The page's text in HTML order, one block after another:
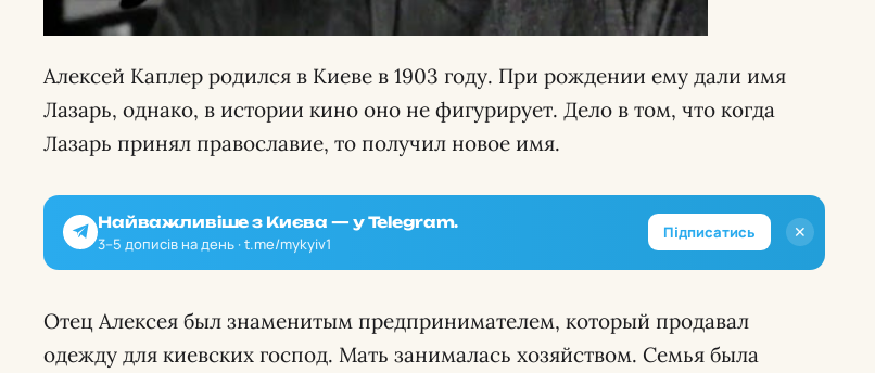
Алексей Каплер родился в Киеве в 1903 году. При рождении ему дали имя
Лазарь, однако, в истории кино оно не фигурирует. Дело в том, что когда
Лазарь принял православие, то получил новое имя.
✕
Найважливіше з Києва — у Telegram.
3–5 дописів на день · t.me/mykyiv1
Підписатись
Отец Алексея был знаменитым предпринимателем, который продавал
одежду для киевских господ. Мать занималась хозяйством. Семья была